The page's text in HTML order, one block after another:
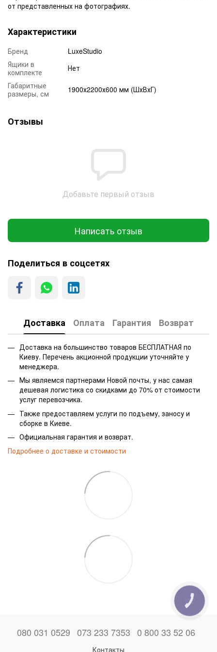
от представленных на фотографиях.
Характеристики
Бренд
LuxeStudio
Ящики в
комплекте
Нет
Габаритные
размеры, см
1900х2200х600 мм (ШхВхГ)
Отзывы
Добавьте первый отзыв
Написать отзыв
Поделиться в соцсетях
Доставка Оплата Гарантия Возврат
Доставка на большинство товаров БЕСПЛАТНАЯ по
Киеву. Перечень акционной продукции уточняйте у
менеджера.
Мы являемся партнерами Новой почты, у нас самая
дешевая логистика со скидками до 70% от стоимости
услуг перевозчика.
Также предоставляем услуги по подъему, заносу и
сборке в Киеве.
Официальная гарантия и возврат.
Подробнее о доставке и стоимости
080 031 0529 073 233 7353 0 800 33 52 06
Контакты
КНОПКА
ЗВ'ЯЗКУ